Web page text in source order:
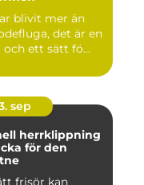
blivit mer än
det är en
ett sätt fö...
sep
herrklippning
för den
frisör kan